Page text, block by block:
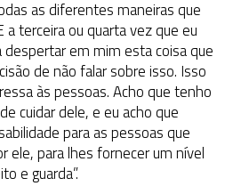
as diferentes maneiras que
a terceira ou quarta vez que eu
despertar em mim esta coisa que
de não falar sobre isso. Isso
às pessoas. Acho que tenho
cuidar dele, e eu acho que
para as pessoas que
ele, para lhes fornecer um nível
e guarda”.